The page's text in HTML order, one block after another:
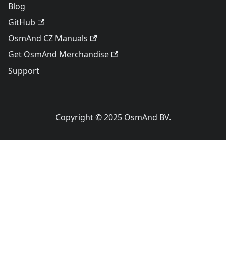
Blog
GitHub
OsmAnd CZ Manuals
Get OsmAnd Merchandise
Support
Copyright © 2025 OsmAnd BV.